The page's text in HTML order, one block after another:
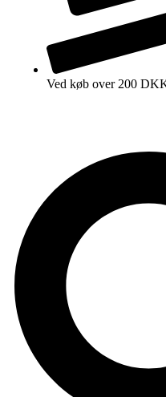
Ved køb over 200